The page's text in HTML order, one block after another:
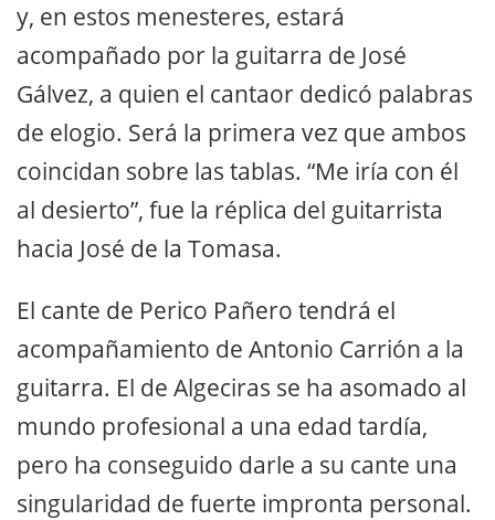
y, en estos menesteres, estará
acompañado por la guitarra de José
Gálvez, a quien el cantaor dedicó palabras
de elogio. Será la primera vez que ambos
coincidan sobre las tablas. “Me iría con él
al desierto”, fue la réplica del guitarrista
hacia José de la Tomasa.
El cante de Perico Pañero tendrá el
acompañamiento de Antonio Carrión a la
guitarra. El de Algeciras se ha asomado al
mundo profesional a una edad tardía,
pero ha conseguido darle a su cante una
singularidad de fuerte impronta personal.